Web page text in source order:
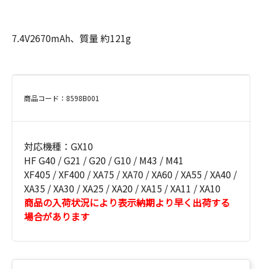
7.4V2670mAh、質量 約121g
商品コード：8598B001
対応機種：GX10
HF G40 / G21 / G20 / G10 / M43 / M41
XF405 / XF400 / XA75 / XA70 / XA60 / XA55 / XA40 /
XA35 / XA30 / XA25 / XA20 / XA15 / XA11 / XA10
商品の入荷状況により表示納期より早く出荷する
場合があります